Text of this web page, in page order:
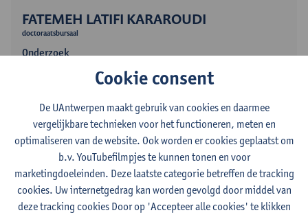
FATEMEH LATIFI KARAROUDI
doctoraatsbursaal
Onderzoek
Contact
Cookie consent
De UAntwerpen maakt gebruik van cookies en daarmee
vergelijkbare technieken voor het functioneren, meten en
optimaliseren van de website. Ook worden er cookies geplaatst om
b.v. YouTubefilmpjes te kunnen tonen en voor
marketingdoeleinden. Deze laatste categorie betreffen de tracking
cookies. Uw internetgedrag kan worden gevolgd door middel van
deze tracking cookies Door op 'Accepteer alle cookies' te klikken